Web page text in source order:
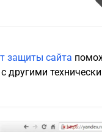
защиты сайта
с другими